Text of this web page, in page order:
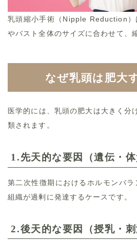
乳頭縮小手術（Nipple Reduction）
やバスト全体のサイズに合わせて、
なぜ乳頭は肥大
医学的には、乳頭の肥大は大きく分
類されます。
1.先天的な要因（遺伝・体
第二次性徴期におけるホルモンバ
組織が過剰に発達するケースです。
2.後天的な要因（授乳・刺